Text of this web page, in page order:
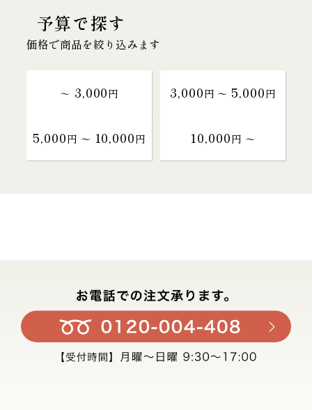
予算で探す
価格で商品を絞り込みます
～ 3,000円 3,000円 〜 5,000円
5,000円 〜 10,000円 10,000円 〜